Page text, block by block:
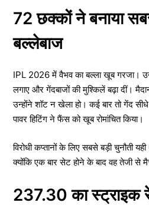
72 छक्कों ने बनाया
बल्लेबाज
IPL 2026 में वैभव का बल्ला खूब गरजा।
लगाए और गेंदबाजों की मुश्किलें बढ़ा दीं।
उन्होंने शॉट न खेला हो। कई बार तो गेंद
पावर हिटिंग ने फैंस को खूब रोमांचित किया।
विरोधी कप्तानों के लिए सबसे बड़ी चुनौती
क्योंकि एक बार सेट होने के बाद वह तेजी
237.30 का स्ट्राइक